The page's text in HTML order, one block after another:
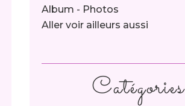
Catégories
Album - Photos
Aller voir ailleurs aussi